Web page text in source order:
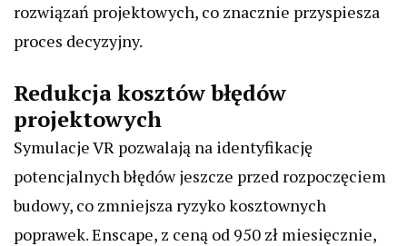
rozwiązań projektowych, co znacznie przyspiesza
proces decyzyjny.
Redukcja kosztów błędów
projektowych
Symulacje VR pozwalają na identyfikację
potencjalnych błędów jeszcze przed rozpoczęciem
budowy, co zmniejsza ryzyko kosztownych
poprawek. Enscape, z ceną od 950 zł miesięcznie,